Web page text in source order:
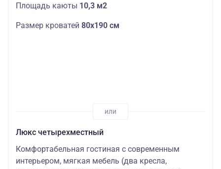
Площадь каюты 10,3 м2
Размер кроватей 80х190 см
Люкс четырехместный
Комфортабельная гостиная с современным
интерьером, мягкая мебель (два кресла,